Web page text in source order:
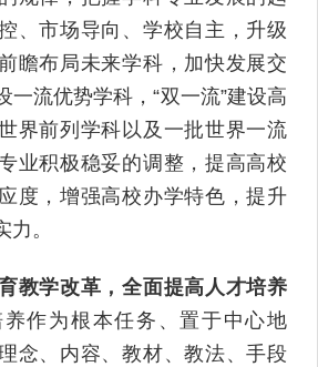
、市场导向、学校自主，升级
瞻布局未来学科，加快发展交
一流优势学科，“双一流”建设高
界前列学科以及一批世界一流
业积极稳妥的调整，提高高校
度，增强高校办学特色，提升
。
教学改革，全面提高人才培养
作为根本任务、置于中心地
念、内容、教材、教法、手段